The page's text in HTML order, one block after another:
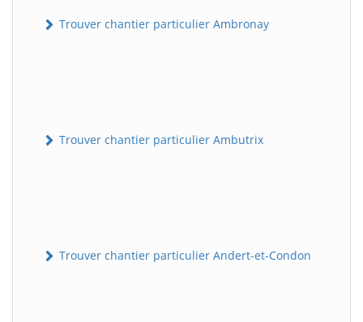
Trouver chantier particulier Ambronay
Trouver chantier particulier Ambutrix
Trouver chantier particulier Andert-et-Condon